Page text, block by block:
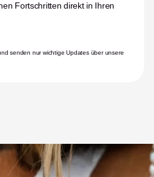
Fortschritten direkt in Ihren
senden nur wichtige Updates über unsere